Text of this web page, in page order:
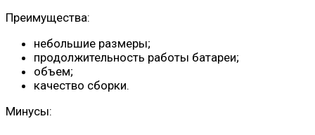
Преимущества:
небольшие размеры;
продолжительность работы батареи;
объем;
качество сборки.
Минусы: